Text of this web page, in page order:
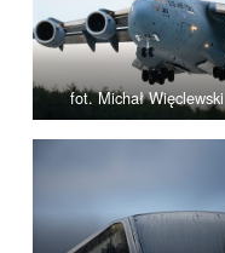
fot. Michał Więclewski